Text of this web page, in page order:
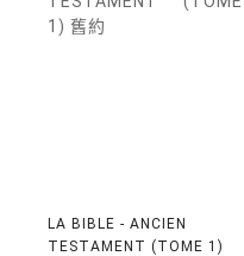
LA BIBLE - ANCIEN
TESTAMENT (TOME 1)